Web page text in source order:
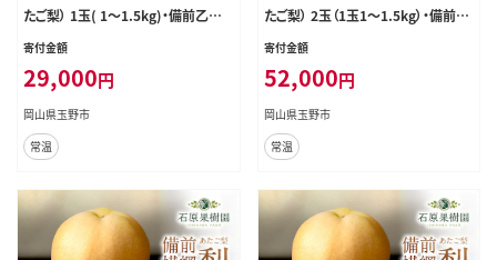
たご梨） 1玉( 1～1.5kg)・備前乙女
梨（鴨梨） 2～3玉 詰合せ 合計約2.0
山県産 フルーツ ギフト 石原果樹園
ナシ 果物
寄付金額
29,000円
岡山県玉野市
常温
たご梨） 2玉（1玉1～1.5kg）・備前乙
女梨（鴨梨） 4～6玉 詰合せ 合計約4.
岡山県産 フルーツ ギフト 石原果樹
園 果物
寄付金額
52,000円
岡山県玉野市
常温